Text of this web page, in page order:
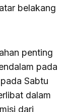
belakang
penting
pada
Sabtu
dalam
dari